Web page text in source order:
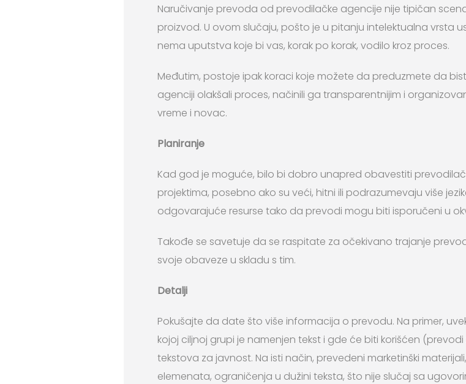
Naručivanje prevoda od prevodilačke agencije nije tipičan
proizvod. U ovom slučaju, pošto je u pitanju intelektualna vrsta
nema uputstva koje bi vas, korak po korak, vodilo kroz proces.
Međutim, postoje ipak koraci koje možete da preduzmete da
agenciji olakšali proces, načinili ga transparentnijim i
vreme i novac.
Planiranje
Kad god je moguće, bilo bi dobro unapred obavestiti
projektima, posebno ako su veći, hitni ili podrazumevaju više
odgovarajuće resurse tako da prevodi mogu biti isporučeni u
Takođe se savetuje da se raspitate za očekivano trajanje
svoje obaveze u skladu s tim.
Detalji
Pokušajte da date što više informacija o prevodu. Na primer,
kojoj ciljnoj grupi je namenjen tekst i gde će biti korišćen
tekstova za javnost. Na isti način, prevedeni marketinški
elemenata, ograničenja u dužini teksta, što nije slučaj sa